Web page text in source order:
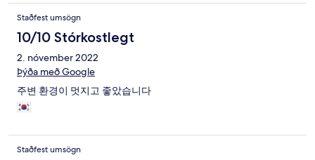
Staðfest umsögn
10/10 Stórkostlegt
2. nóvember 2022
Þýða með Google
주변 환경이 멋지고 좋았습니다
Staðfest umsögn